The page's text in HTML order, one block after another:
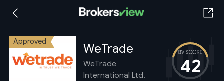
Approved WeTrade
WeTrade
International Ltd.
42